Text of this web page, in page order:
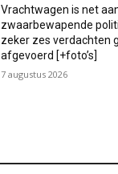
Vrachtwagen is net
zwaarbewapende
zeker zes verdachten
afgevoerd [+foto’s]
7 augustus 2026